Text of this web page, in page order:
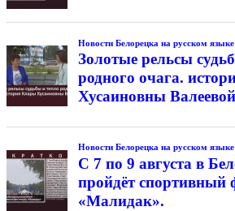
Новости Белорецка на русском языке
Золотые рельсы
родного очага.
Хусаиновны
Новости Белорецка на русском языке
С 7 по 9 августа в
пройдёт спортивный
«Малидак».